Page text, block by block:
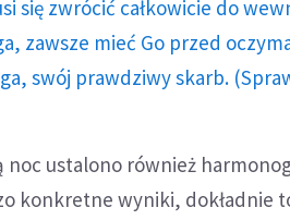
się zwrócić całkowicie do
zawsze mieć Go przed
swój prawdziwy skarb.
noc ustalono również
konkretne wyniki, dokładnie